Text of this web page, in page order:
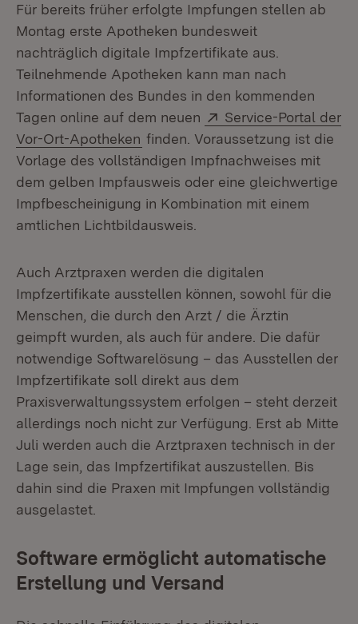
Für bereits früher erfolgte Impfungen stellen ab
Montag erste Apotheken bundesweit
nachträglich digitale Impfzertifikate aus.
Teilnehmende Apotheken kann man nach
Informationen des Bundes in den kommenden
Tagen online auf dem neuen
Extern:
Service-Portal der
Vor-Ort-Apotheken (Öffnet in neuem Fenster)
finden. Voraussetzung ist die
Vorlage des vollständigen Impfnachweises mit
dem gelben Impfausweis oder eine gleichwertige
Impfbescheinigung in Kombination mit einem
amtlichen Lichtbildausweis.
Auch Arztpraxen werden die digitalen
Impfzertifikate ausstellen können, sowohl für die
Menschen, die durch den Arzt / die Ärztin
geimpft wurden, als auch für andere. Die dafür
notwendige Softwarelösung – das Ausstellen der
Impfzertifikate soll direkt aus dem
Praxisverwaltungssystem erfolgen – steht derzeit
allerdings noch nicht zur Verfügung. Erst ab Mitte
Juli werden auch die Arztpraxen technisch in der
Lage sein, das Impfzertifikat auszustellen. Bis
dahin sind die Praxen mit Impfungen vollständig
ausgelastet.
Software ermöglicht automatische
Erstellung und Versand